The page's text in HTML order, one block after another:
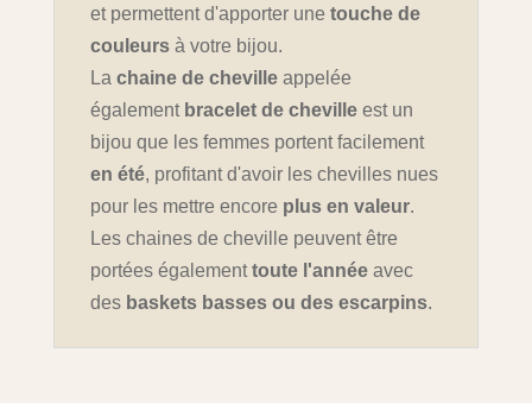
et permettent d'apporter une touche de
couleursà votre bijou.
La chaine de chevilleappelée
également bracelet de chevilleest un
bijou que les femmes portent facilement
en été, profitant d'avoir les chevilles nues
pour les mettre encore plus en valeur.
Les chaines de cheville peuvent être
portées égalementtoute l'annéeavec
des baskets basses ou des escarpins.